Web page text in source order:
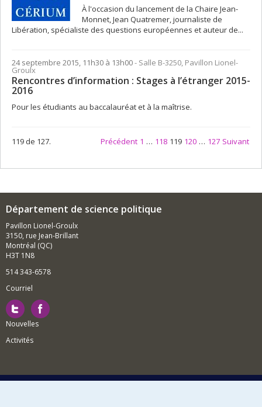
À l'occasion du lancement de la Chaire Jean-
Monnet, Jean Quatremer, journaliste de
Libération, spécialiste des questions européennes et auteur de...
24 septembre 2015, 11h30 à 13h00- Salle B-3250, Pavillon Lionel-
Groulx
Rencontres d’information : Stages à l’étranger 2015-
2016
Pour les étudiants au baccalauréat et à la maîtrise.
119 de 127. Précédent 1 … 118 119 120 … 127 Suivant
Département de science politique
Pavillon Lionel-Groulx
3150, rue Jean-Brillant
Montréal (QC)
H3T 1N8
514 343-6578
Courriel
Nouvelles
Activités